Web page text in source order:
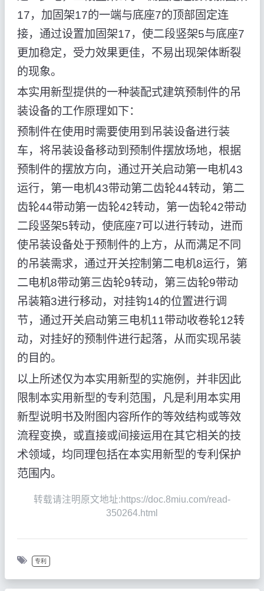
17，加固架17的一端与底座7的顶部固定连
接，通过设置加固架17，使二段竖架5与底座7
更加稳定，受力效果更佳，不易出现架体断裂
的现象。
本实用新型提供的一种装配式建筑预制件的吊
装设备的工作原理如下：
预制件在使用时需要使用到吊装设备进行装
车，将吊装设备移动到预制件摆放场地，根据
预制件的摆放方向，通过开关启动第一电机43
运行，第一电机43带动第二齿轮44转动，第二
齿轮44带动第一齿轮42转动，第一齿轮42带动
二段竖架5转动，使底座7可以进行转动，进而
使吊装设备处于预制件的上方，从而满足不同
的吊装需求，通过开关控制第二电机8运行，第
二电机8带动第三齿轮9转动，第三齿轮9带动
吊装箱3进行移动，对挂钩14的位置进行调
节，通过开关启动第三电机11带动收卷轮12转
动，对挂好的预制件进行起落，从而实现吊装
的目的。
以上所述仅为本实用新型的实施例，并非因此
限制本实用新型的专利范围，凡是利用本实用
新型说明书及附图内容所作的等效结构或等效
流程变换，或直接或间接运用在其它相关的技
术领域，均同理包括在本实用新型的专利保护
范围内。
转载请注明原文地址:https://doc.8miu.com/read-
350264.html
专利